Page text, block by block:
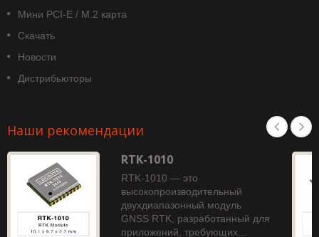
Мини PCI-E / M.2 карта
Скачать
Новости
Дистрибьюторы
Наши рекомендации
RTK-1010
RTK-1010 — это
высокопроизводительный
двухдиапазонный модуль
GNSS RTK, разработанный для
приложений, требующих...